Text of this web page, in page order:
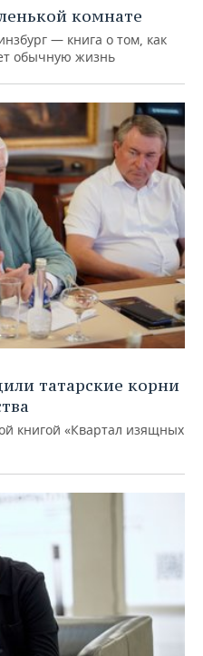
комнате
— книга о том, как
обычную жизнь
татарские корни
книгой «Квартал изящных